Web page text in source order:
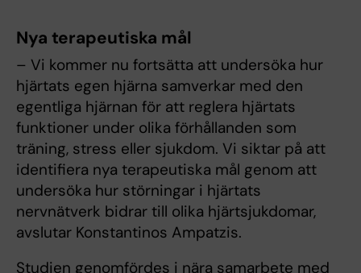
Nya terapeutiska mål
– Vi kommer nu fortsätta att undersöka hur
hjärtats egen hjärna samverkar med den
egentliga hjärnan för att reglera hjärtats
funktioner under olika förhållanden som
träning, stress eller sjukdom. Vi siktar på att
identifiera nya terapeutiska mål genom att
undersöka hur störningar i hjärtats
nervnätverk bidrar till olika hjärtsjukdomar,
avslutar Konstantinos Ampatzis.
Studien genomfördes i nära samarbete med